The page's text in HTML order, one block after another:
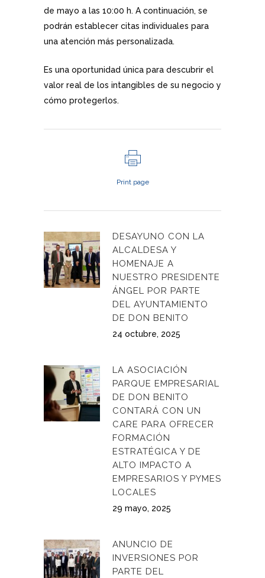
de mayo a las 10:00 h. A continuación, se
podrán establecer citas individuales para
una atención más personalizada.
Es una oportunidad única para descubrir el
valor real de los intangibles de su negocio y
cómo protegerlos.
Print page
DESAYUNO CON LA
ALCALDESA Y
HOMENAJE A
NUESTRO PRESIDENTE
ÁNGEL POR PARTE
DEL AYUNTAMIENTO
DE DON BENITO
24 octubre, 2025
LA ASOCIACIÓN
PARQUE EMPRESARIAL
DE DON BENITO
CONTARÁ CON UN
CARE PARA OFRECER
FORMACIÓN
ESTRATÉGICA Y DE
ALTO IMPACTO A
EMPRESARIOS Y PYMES
LOCALES
29 mayo, 2025
ANUNCIO DE
INVERSIONES POR
PARTE DEL